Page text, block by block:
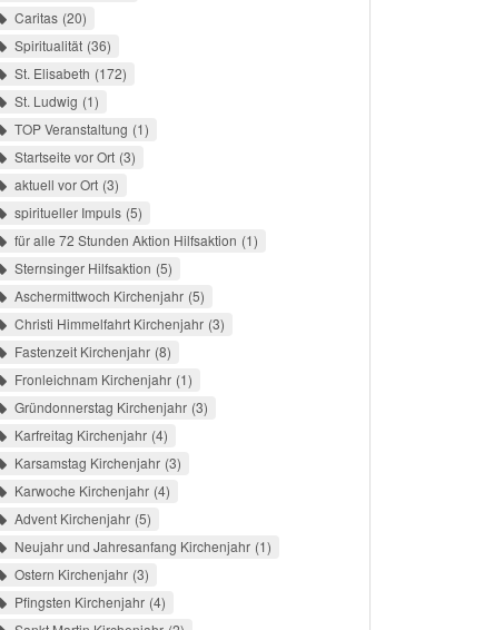
Caritas 20
Spiritualität 36
St. Elisabeth 172
St. Ludwig 1
TOP Veranstaltung 1
Startseite vor Ort 3
aktuell vor Ort 3
spiritueller Impuls 5
für alle 72 Stunden Aktion Hilfsaktion 1
Sternsinger Hilfsaktion 5
Aschermittwoch Kirchenjahr 5
Christi Himmelfahrt Kirchenjahr 3
Fastenzeit Kirchenjahr 8
Fronleichnam Kirchenjahr 1
Gründonnerstag Kirchenjahr 3
Karfreitag Kirchenjahr 4
Karsamstag Kirchenjahr 3
Karwoche Kirchenjahr 4
Advent Kirchenjahr 5
Neujahr und Jahresanfang Kirchenjahr 1
Ostern Kirchenjahr 3
Pfingsten Kirchenjahr 4